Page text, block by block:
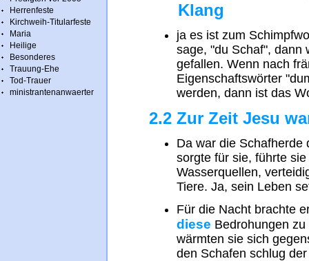
Herrenfeste
Kirchweih-Titularfeste
Maria
Heilige
Besonderes
Trauung-Ehe
Tod-Trauer
ministrantenanwaerter
Klang
ja es ist zum
sage, "du Schaf", dann
gefallen. Wenn nach
Eigenschaftswörter
werden, dann ist das
2.2 Zur Zeit Jesu
Da war die Schafherde
sorgte für sie, führte
Wasserquellen,
Tiere. Ja, sein Leben
Für die Nacht brachte
diese Bedrohungen
wärmten sie sich
den Schafen schlug